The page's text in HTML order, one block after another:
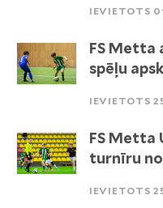
IEVIETOTS
FS Metta
spēļu
IEVIETOTS
FS Metta
turnīru
IEVIETOTS